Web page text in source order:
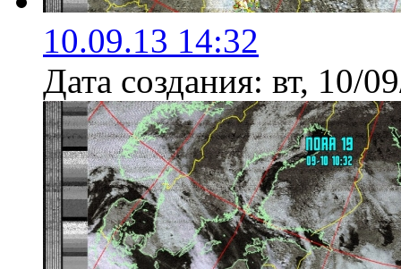
10.09.13 14:32
Дата создания: вт, 10/